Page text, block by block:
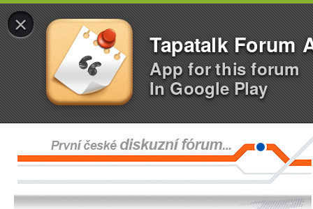
×
Tapatalk Forum
App for this forum
In Google Play